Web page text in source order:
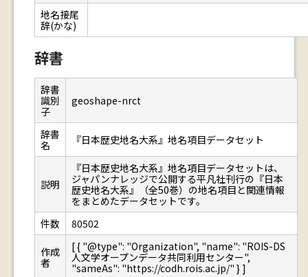
地名接尾
辞(かな)
辞書
辞書
識別
子
geoshape-nrct
辞書
名
『日本歴史地名大系』地名項目データセット
説明
『日本歴史地名大系』地名項目データセットは、
ジャパンナレッジで公開する平凡社刊行の『日本
歴史地名大系』（全50巻）の地名項目と関連情報
をまとめたデータセットです。
件数
80502
作成
者
[ { "@type": "Organization", "name": "ROIS-DS
人文学オープンデータ共同利用センター",
"sameAs": "https://codh.rois.ac.jp/" } ]